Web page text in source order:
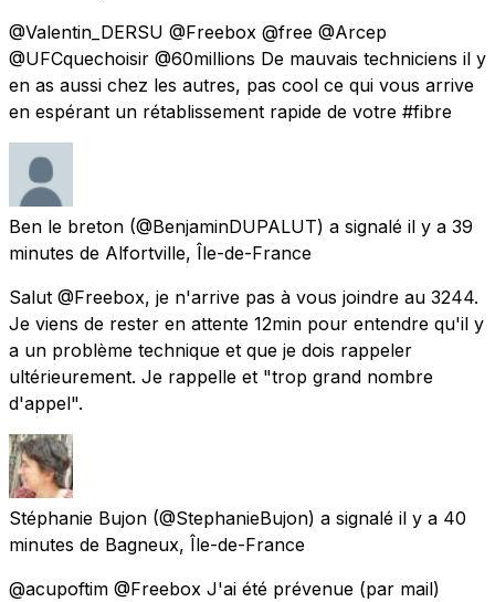
@Valentin_DERSU @Freebox @free @Arcep
@UFCquechoisir @60millions De mauvais techniciens il y
en as aussi chez les autres, pas cool ce qui vous arrive
en espérant un rétablissement rapide de votre #fibre
Ben le breton (@BenjaminDUPALUT) a signalé il y a 39
minutes de Alfortville, Île-de-France
Salut @Freebox, je n'arrive pas à vous joindre au 3244.
Je viens de rester en attente 12min pour entendre qu'il y
a un problème technique et que je dois rappeler
ultérieurement. Je rappelle et "trop grand nombre
d'appel".
Stéphanie Bujon (@StephanieBujon) a signalé il y a 40
minutes de Bagneux, Île-de-France
@acupoftim @Freebox J'ai été prévenue (par mail)